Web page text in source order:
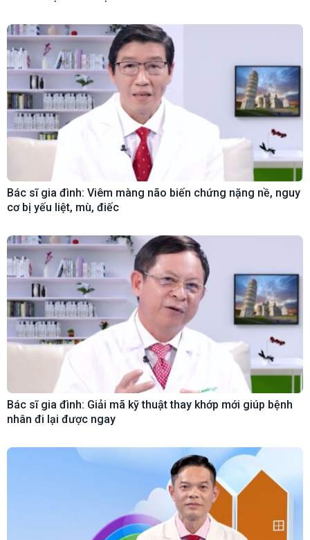
Bác sĩ gia đình: Viêm màng não biến chứng nặng nề, nguy
cơ bị yếu liệt, mù, điếc
Bác sĩ gia đình: Giải mã kỹ thuật thay khớp mới giúp bệnh
nhân đi lại được ngay